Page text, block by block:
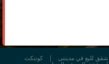
كونتكت شقق لليع في مدينتى